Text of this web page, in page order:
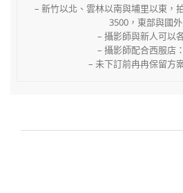
– 新⽵以北、雲林以南與埔⾥以東，
3500，東部與國
– 攝影師與新人可以
– 攝影師配合西服店
– 未下訂前冉冉保留方